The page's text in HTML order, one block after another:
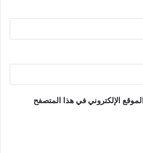
الإلكتروني في هذا المتصفح